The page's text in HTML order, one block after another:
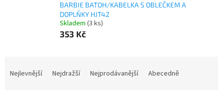
BARBIE BATOH/KABELKA S OBLEČKEM A
DOPLŇKY HJT42
Skladem (3 ks)
353 Kč
Nejlevnější Nejdražší Nejprodávanější Abecedně